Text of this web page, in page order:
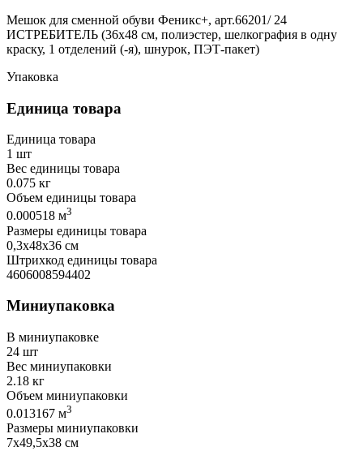
Мешок для сменной обуви Феникс+, арт.66201/ 24
ИСТРЕБИТЕЛЬ (36х48 см, полиэстер, шелкография в одну
краску, 1 отделений (-я), шнурок, ПЭТ-пакет)
Упаковка
Единица товара
Единица товара
1 шт
Вес единицы товара
0.075 кг
Объем единицы товара
0.000518 м3
Размеры единицы товара
0,3х48х36 см
Штрихкод единицы товара
4606008594402
Миниупаковка
В миниупаковке
24 шт
Вес миниупаковки
2.18 кг
Объем миниупаковки
0.013167 м3
Размеры миниупаковки
7х49,5х38 см